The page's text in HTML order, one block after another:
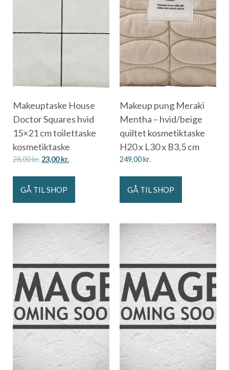
Makeuptaske House
Doctor Squares hvid
15×21 cm toilettaske
kosmetiktaske
28,00kr. 23,00kr.
GÅ TIL SHOP
Makeup pung Meraki
Mentha – hvid/beige
quiltet kosmetiktaske
H20 x L30 x B3,5 cm
249,00kr.
GÅ TIL SHOP